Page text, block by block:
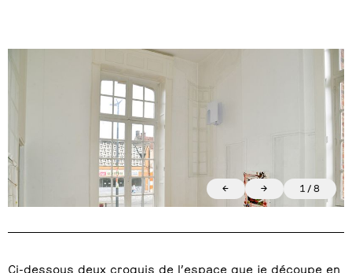
Ci-dessous deux croquis de l’espace que je découpe en
← → 1 /8